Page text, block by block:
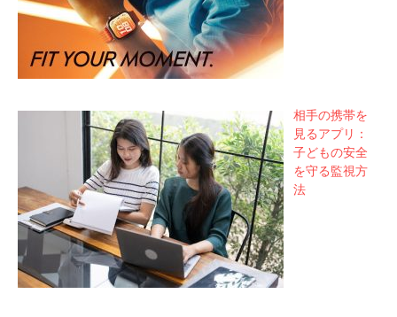
相手の携帯を
見るアプリ：
子どもの安全
を守る監視方
法